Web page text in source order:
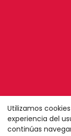
Utilizamos
experiencia del
continúas